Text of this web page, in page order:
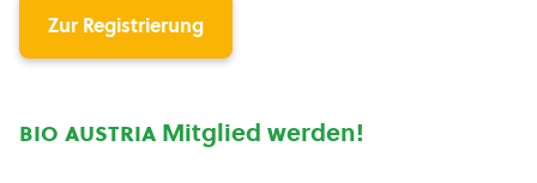
Zur Registrierung
bio austria Mitglied werden!